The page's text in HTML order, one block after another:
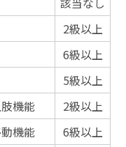
2級以上
6級以上
5級以上
肢機能
2級以上
機能
6級以上